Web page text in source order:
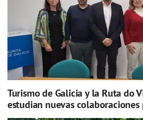
Turismo de Galicia y la Ruta do
estudian nuevas colaboraciones